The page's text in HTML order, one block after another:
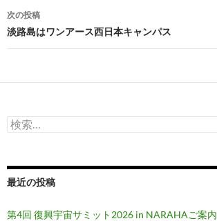
ナ
ビ
ゲ
ー
ョ
次の投稿
淡路島はワンアース西日本キャンパス
検
索:
最近の投稿
第4回 復興宇宙サミット2026 in NARAHAご案内